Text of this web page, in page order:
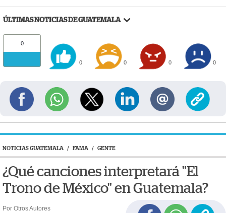
ÚLTIMAS NOTICIAS DE GUATEMALA
0
0 0 0 0
NOTICIAS GUATEMALA / FAMA / GENTE
¿Qué canciones interpretará "El
Trono de México" en Guatemala?
Por Otros Autores